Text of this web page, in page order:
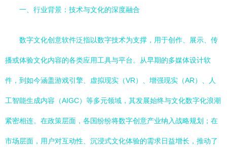
一、行业背景：技术与文化的深度融合
数字文化创意软件泛指以数字技术为支撑，用于创作、展示、传
播或体验文化内容的各类应用工具与平台。从早期的多媒体设计软
件，到如今涵盖游戏引擎、虚拟现实（VR）、增强现实（AR）、人
工智能生成内容（AIGC）等多元领域，其发展始终与文化数字化浪潮
紧密相连。在政策层面，各国纷纷将数字创意产业纳入战略规划；在
市场层面，用户对互动性、沉浸式文化体验的需求日益增长，推动了